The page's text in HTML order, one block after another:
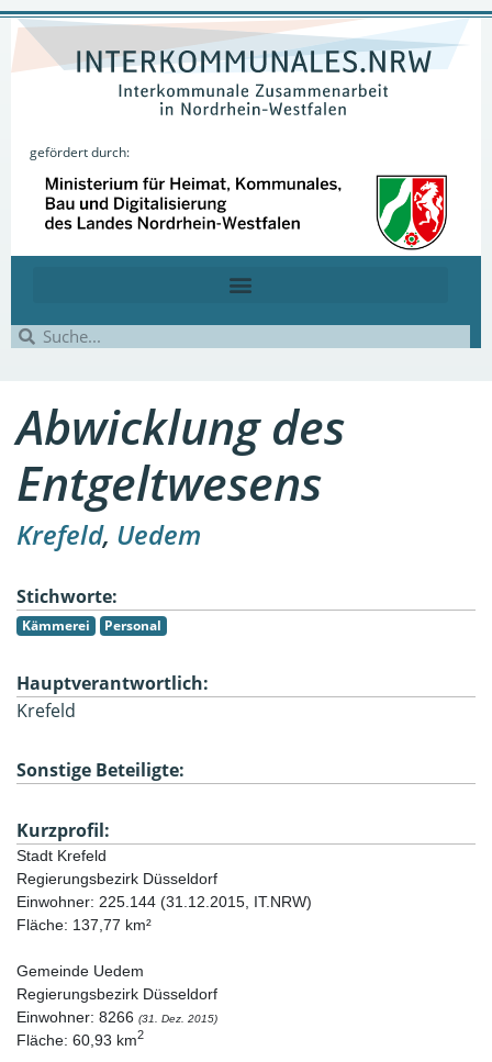
gefördert durch:
Abwicklung des
Entgeltwesens
Krefeld, Uedem
Stichworte:
Kämmerei Personal
Hauptverantwortlich:
Krefeld
Sonstige Beteiligte:
Kurzprofil:
Stadt Krefeld
Regierungsbezirk Düsseldorf
Fläche: 137,77 km²
Gemeinde Uedem
Regierungsbezirk Düsseldorf
Einwohner: 8266 (31. Dez. 2015)
Fläche: 60,93 km2